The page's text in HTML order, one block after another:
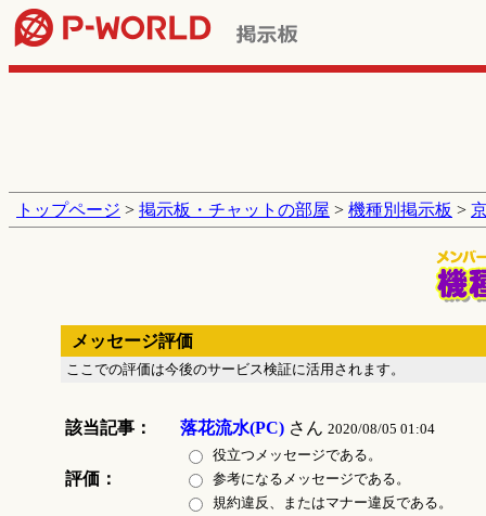
トップページ > 掲示板・チャットの部屋 > 機種別掲示板 >
メッセージ評価
ここでの評価は今後のサービス検証に活用されます。
該当記事： 落花流水(PC)さん 2020/08/05 01:04
評価：
役立つメッセージである。
参考になるメッセージである。
規約違反、またはマナー違反である。